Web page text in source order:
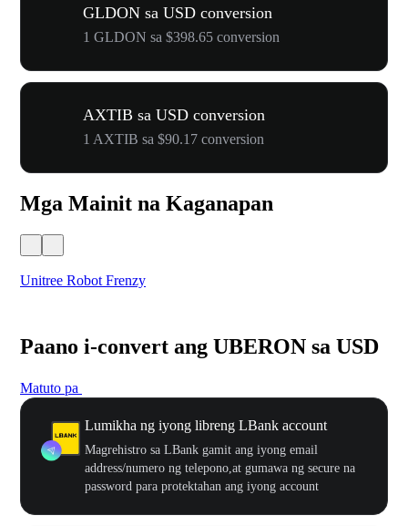
GLDON sa USD conversion
1 GLDON sa $398.65 conversion
AXTIB sa USD conversion
1 AXTIB sa $90.17 conversion
Mga Mainit na Kaganapan
Unitree Robot Frenzy
Paano i-convert ang UBERON sa USD
Matuto pa
Lumikha ng iyong libreng LBank account
Magrehistro sa LBank gamit ang iyong email
address/numero ng telepono,at gumawa ng secure na
password para protektahan ang iyong account